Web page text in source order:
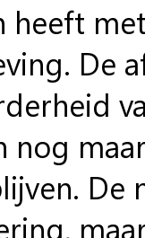
heeft
De
nog
De